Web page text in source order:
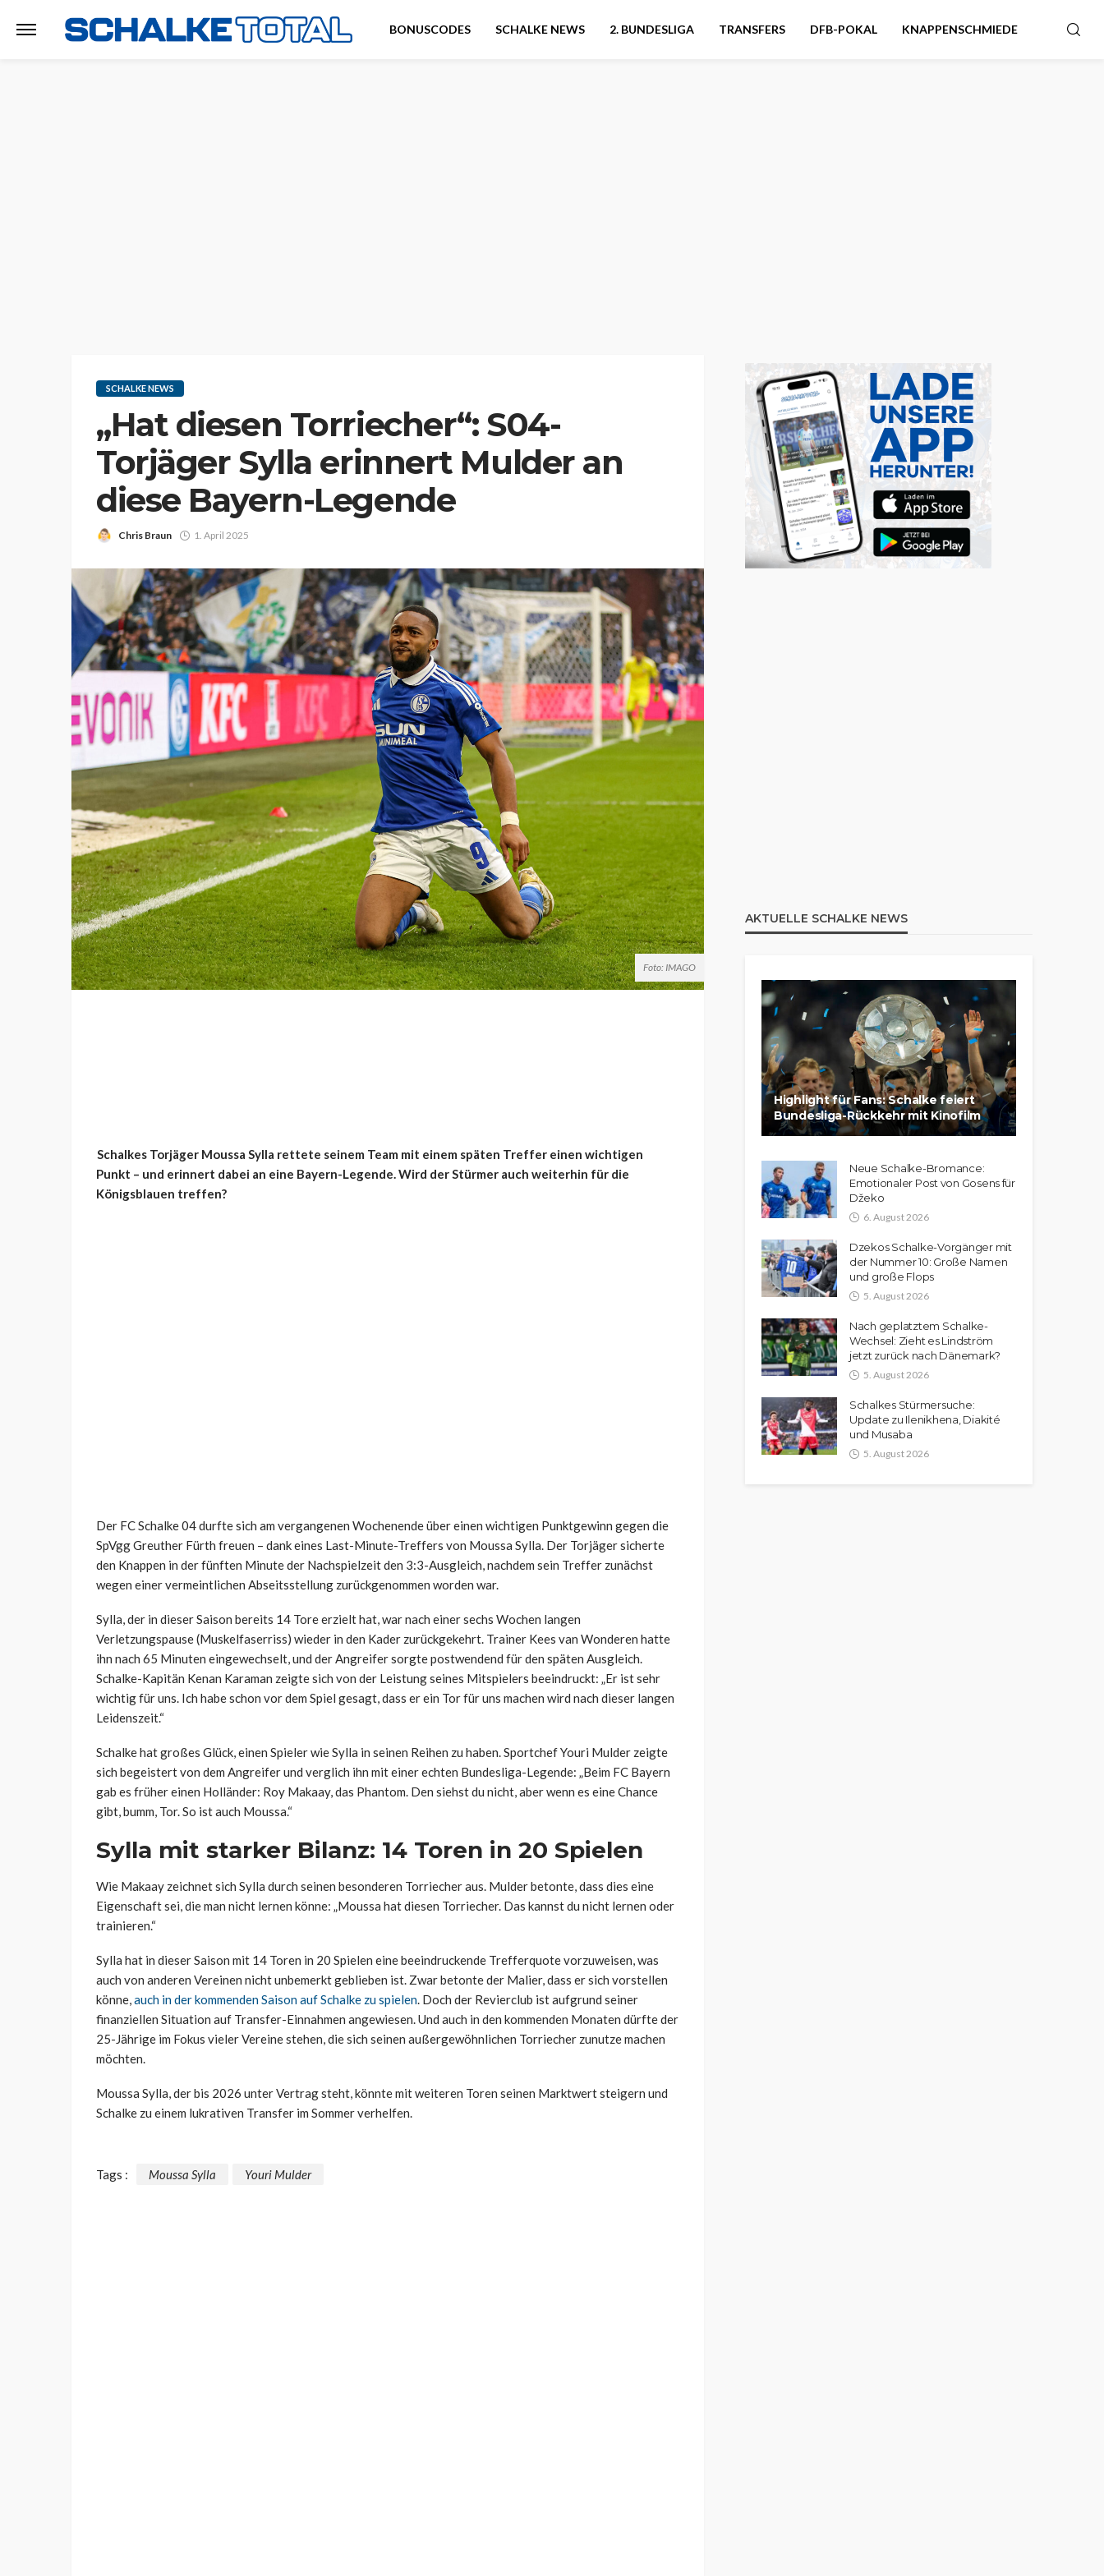
BONUSCODES SCHALKE NEWS 2. BUNDESLIGA TRANSFERS DFB-POKAL KNAPPENSCHMIEDE
SCHALKE NEWS
„Hat diesen Torriecher“: S04-
Torjäger Sylla erinnert Mulder an
diese Bayern-Legende
Chris Braun 1. April 2025
Foto: IMAGO
Schalkes Torjäger Moussa Sylla rettete seinem Team mit einem späten Treffer einen wichtigen
Punkt – und erinnert dabei an eine Bayern-Legende. Wird der Stürmer auch weiterhin für die
Königsblauen treffen?
Der FC Schalke 04 durfte sich am vergangenen Wochenende über einen wichtigen Punktgewinn gegen die
SpVgg Greuther Fürth freuen – dank eines Last-Minute-Treffers von Moussa Sylla. Der Torjäger sicherte
den Knappen in der fünften Minute der Nachspielzeit den 3:3-Ausgleich, nachdem sein Treffer zunächst
wegen einer vermeintlichen Abseitsstellung zurückgenommen worden war.
Sylla, der in dieser Saison bereits 14 Tore erzielt hat, war nach einer sechs Wochen langen
Verletzungspause (Muskelfaserriss) wieder in den Kader zurückgekehrt. Trainer Kees van Wonderen hatte
ihn nach 65 Minuten eingewechselt, und der Angreifer sorgte postwendend für den späten Ausgleich.
Schalke-Kapitän Kenan Karaman zeigte sich von der Leistung seines Mitspielers beeindruckt: „Er ist sehr
wichtig für uns. Ich habe schon vor dem Spiel gesagt, dass er ein Tor für uns machen wird nach dieser langen
Leidenszeit.“
Schalke hat großes Glück, einen Spieler wie Sylla in seinen Reihen zu haben. Sportchef Youri Mulder zeigte
sich begeistert von dem Angreifer und verglich ihn mit einer echten Bundesliga-Legende: „Beim FC Bayern
gab es früher einen Holländer: Roy Makaay, das Phantom. Den siehst du nicht, aber wenn es eine Chance
gibt, bumm, Tor. So ist auch Moussa.“
Sylla mit starker Bilanz: 14 Toren in 20 Spielen
Wie Makaay zeichnet sich Sylla durch seinen besonderen Torriecher aus. Mulder betonte, dass dies eine
Eigenschaft sei, die man nicht lernen könne: „Moussa hat diesen Torriecher. Das kannst du nicht lernen oder
trainieren.“
Sylla hat in dieser Saison mit 14 Toren in 20 Spielen eine beeindruckende Trefferquote vorzuweisen, was
auch von anderen Vereinen nicht unbemerkt geblieben ist. Zwar betonte der Malier, dass er sich vorstellen
könne,auch in der kommenden Saison auf Schalke zu spielen. Doch der Revierclub ist aufgrund seiner
finanziellen Situation auf Transfer-Einnahmen angewiesen. Und auch in den kommenden Monaten dürfte der
25-Jährige im Fokus vieler Vereine stehen, die sich seinen außergewöhnlichen Torriecher zunutze machen
möchten.
Moussa Sylla, der bis 2026 unter Vertrag steht, könnte mit weiteren Toren seinen Marktwert steigern und
Schalke zu einem lukrativen Transfer im Sommer verhelfen.
Tags : Moussa Sylla Youri Mulder
AKTUELLE SCHALKE NEWS
Highlight für Fans: Schalke feiert
Bundesliga-Rückkehr mit Kinofilm
Neue Schalke-Bromance:
Emotionaler Post von Gosens für
Džeko
6. August 2026
Dzekos Schalke-Vorgänger mit
der Nummer 10: Große Namen
und große Flops
5. August 2026
Nach geplatztem Schalke-
Wechsel: Zieht es Lindström
jetzt zurück nach Dänemark?
5. August 2026
Schalkes Stürmersuche:
Update zu Ilenikhena, Diakité
und Musaba
5. August 2026